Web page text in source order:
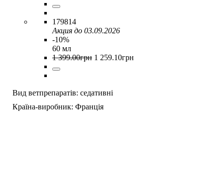
179814
Акция до 03.09.2026
-10%
60 мл
1 399.00грн 1 259.10грн
Вид ветпрепаратів: седативні
Країна-виробник: Франція